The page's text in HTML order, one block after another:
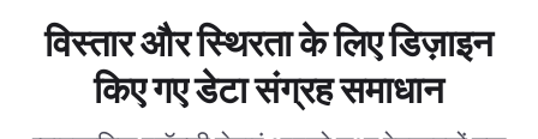
विस्तार और स्थिरता के लिए डिज़ाइन
किए गए डेटा संग्रह समाधान